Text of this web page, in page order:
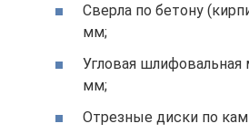
Сверла по бетону
мм;
Угловая
мм;
Отрезные диски по